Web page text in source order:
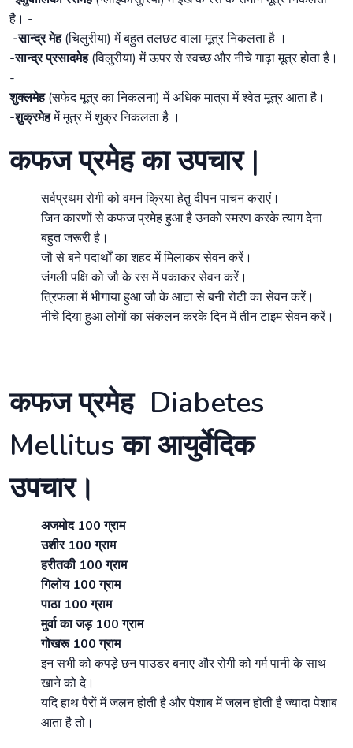
है। -
-सान्द्र मेह(चिलुरीया) में बहुत तलछट वाला मूत्र निकलता है ।
-सान्द्र प्रसादमेह(विलुरीया) में ऊपर से स्वच्छ और नीचे गाढ़ा मूत्र होता है।
-
शुक्लमेह(सफेद मूत्र का निकलना) में अधिक मात्रा में श्वेत मूत्र आता है।
-शुक्रमेहमें मूत्र में शुक्र निकलता है ।
कफज प्रमेह का उपचार |
सर्वप्रथम रोगी को वमन क्रिया हेतु दीपन पाचन कराएं।
जिन कारणों से कफज प्रमेह हुआ है उनको स्मरण करके त्याग देना
बहुत जरूरी है।
जौ से बने पदार्थों का शहद में मिलाकर सेवन करें।
जंगली पक्षि को जौ के रस में पकाकर सेवन करें।
त्रिफला में भीगाया हुआ जौ के आटा से बनी रोटी का सेवन करें।
नीचे दिया हुआ लोगों का संकलन करके दिन में तीन टाइम सेवन करें।
कफज प्रमेह Diabetes
Mellitus का आयुर्वेदिक
उपचार।
अजमोद 100 ग्राम
उशीर 100 ग्राम
हरीतकी 100 ग्राम
गिलोय 100 ग्राम
पाठा 100 ग्राम
मुर्वा का जड़ 100 ग्राम
गोखरू 100 ग्राम
इन सभी को कपड़े छन पाउडर बनाए और रोगी को गर्म पानी के साथ
खाने को दे।
यदि हाथ पैरों में जलन होती है और पेशाब में जलन होती है ज्यादा पेशाब
आता है तो।